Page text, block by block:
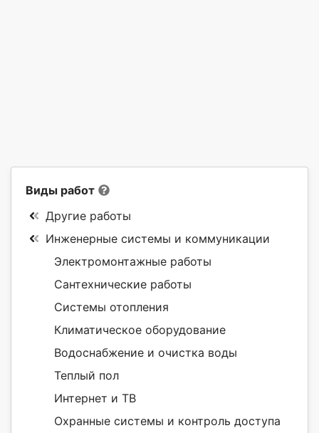
Виды работ
Другие работы
Инженерные системы и коммуникации
Электромонтажные работы
Сантехнические работы
Системы отопления
Климатическое оборудование
Водоснабжение и очистка воды
Теплый пол
Интернет и ТВ
Охранные системы и контроль доступа